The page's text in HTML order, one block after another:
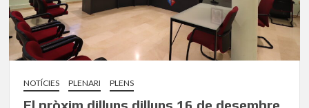
NOTÍCIES PLENARI PLENS
El pròxim dilluns dilluns 16 de desembre